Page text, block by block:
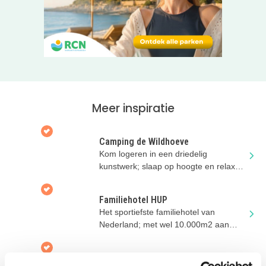
De Camping de Wildhoeve ligt niet alleen midden in een
bosrijke omgeving, maar ook dichtbij Apenheul, Burgers
Zoo, De Julianatoren, Kasteel Cannenburch,
Bakkerijmuseum en een Klimbos… leuke dagjes uit
Meer inspiratie
Camping de Wildhoeve
Kom logeren in een driedelig
kunstwerk; slaap op hoogte en relax
Familiehotel HUP
Het sportiefste familiehotel van
Nederland; met wel 10.000m2 aan